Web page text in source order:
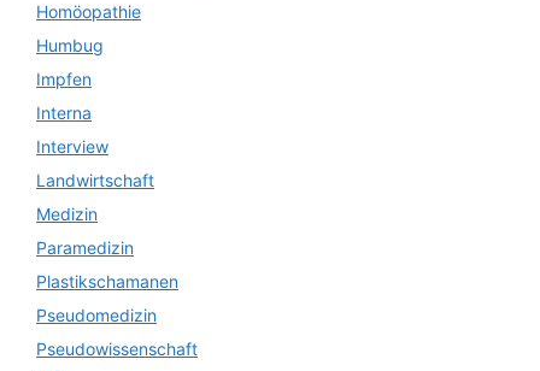
Homöopathie
Humbug
Impfen
Interna
Interview
Landwirtschaft
Medizin
Paramedizin
Plastikschamanen
Pseudomedizin
Pseudowissenschaft